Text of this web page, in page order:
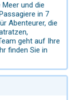
und die
in 7
Abenteurer, die
geht auf Ihre
finden Sie in